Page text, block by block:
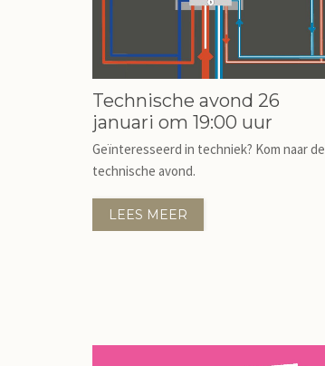
Technische avond 26
januari om 19:00 uur
Geïnteresseerd in techniek? Kom naar de
technische avond.
LEES MEER